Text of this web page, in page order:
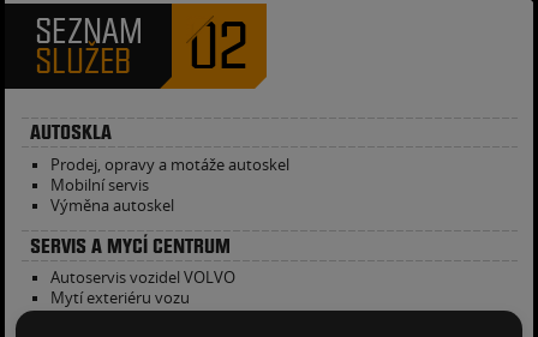
SEZNAM
SLUŽEB 02
AUTOSKLA
Prodej, opravy a motáže autoskel
Mobilní servis
Výměna autoskel
SERVIS A MYCÍ CENTRUM
Autoservis vozidel VOLVO
Mytí exteriéru vozu